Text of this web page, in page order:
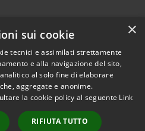
TelegramWhatsapp
Copyright © 2026 • Comune
Monte Sant'Angelo • Powered
byMunicipium
Admin
×
sui cookie
tecnici e assimilati strettamente
e alla navigazione del sito,
al solo fine di elaborare
aggregate e anonime.
la cookie policy al seguente Link
RIFIUTA TUTTO